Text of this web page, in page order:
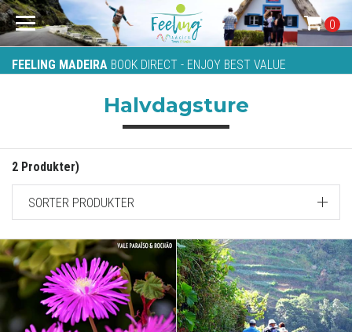
FEELING MADEIRA BOOK DIRECT - ENJOY BEST VALUE
0
Halvdagsture
2 Produkter)
SORTER PRODUKTER